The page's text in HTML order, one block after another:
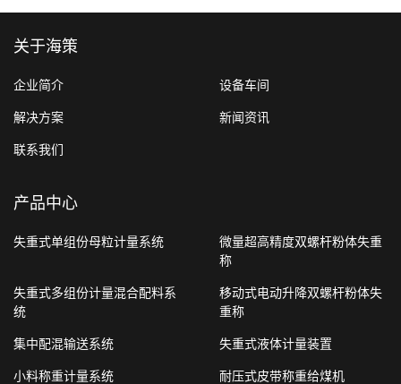
关于海策
企业简介 设备车间
解决方案 新闻资讯
联系我们
产品中心
失重式单组份母粒计量系统
微量超高精度双螺杆粉体失重
称
失重式多组份计量混合配料系
统
移动式电动升降双螺杆粉体失
重称
集中配混输送系统 失重式液体计量装置
小料称重计量系统 耐压式皮带称重给煤机